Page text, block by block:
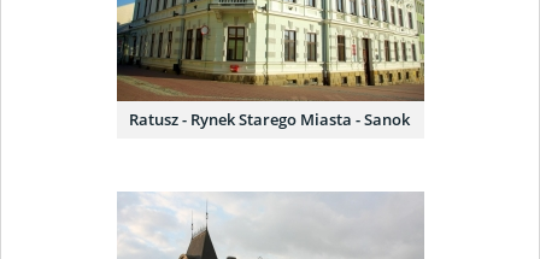
Ratusz - Rynek Starego Miasta - Sanok